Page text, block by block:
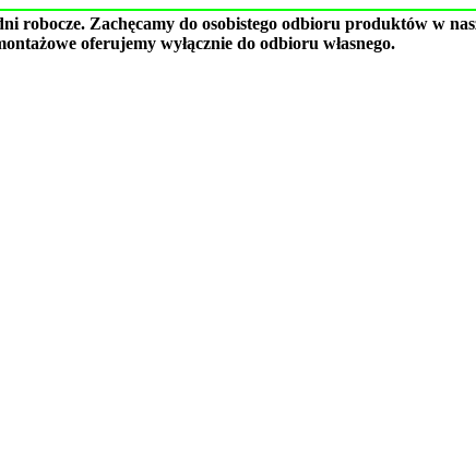
robocze. Zachęcamy do osobistego odbioru produktów w
oferujemy wyłącznie do odbioru własnego.